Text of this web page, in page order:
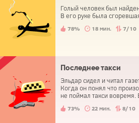
Голый человек был
В его руке была
78% 18 мин. 7/10
Последнее такси
Эльдар сидел и читал
Когда он понял что
не поймал такси вовремя.
73% 22 мин. 8/10